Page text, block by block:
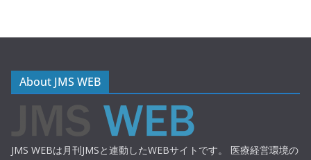
About JMS WEB
JMS WEBは月刊JMSと連動したWEBサイトです。 医療経営環境の